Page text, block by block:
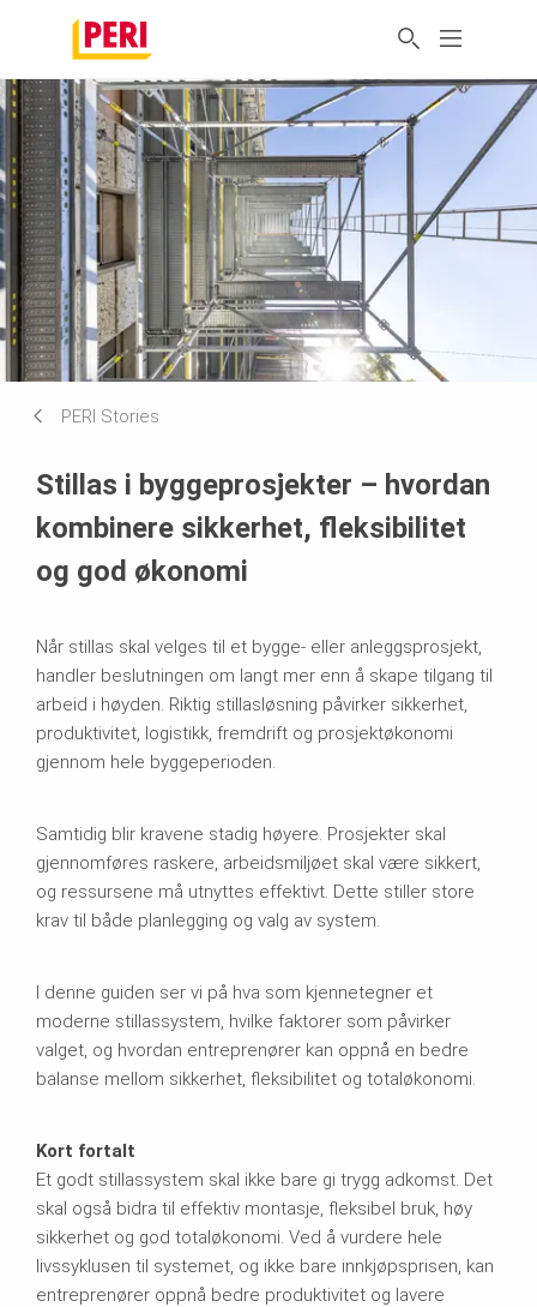
PERI Stories
Stillas i byggeprosjekter – hvordan
kombinere sikkerhet, fleksibilitet
og god økonomi
Når stillas skal velges til et bygge- eller anleggsprosjekt,
handler beslutningen om langt mer enn å skape tilgang til
arbeid i høyden. Riktig stillasløsning påvirker sikkerhet,
produktivitet, logistikk, fremdrift og prosjektøkonomi
gjennom hele byggeperioden.
Samtidig blir kravene stadig høyere. Prosjekter skal
gjennomføres raskere, arbeidsmiljøet skal være sikkert,
og ressursene må utnyttes effektivt. Dette stiller store
krav til både planlegging og valg av system.
I denne guiden ser vi på hva som kjennetegner et
moderne stillassystem, hvilke faktorer som påvirker
valget, og hvordan entreprenører kan oppnå en bedre
balanse mellom sikkerhet, fleksibilitet og totaløkonomi.
Kort fortalt
Et godt stillassystem skal ikke bare gi trygg adkomst. Det
skal også bidra til effektiv montasje, fleksibel bruk, høy
sikkerhet og god totaløkonomi. Ved å vurdere hele
livssyklusen til systemet, og ikke bare innkjøpsprisen, kan
entreprenører oppnå bedre produktivitet og lavere